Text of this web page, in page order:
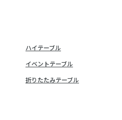
ハイテーブル
イベントテーブル
折りたたみテーブル